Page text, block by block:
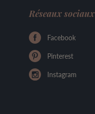
Réseaux sociaux
Facebook
Pinterest
Instagram